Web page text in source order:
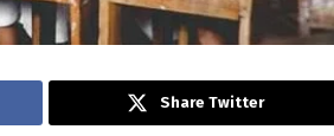
Share Twitter